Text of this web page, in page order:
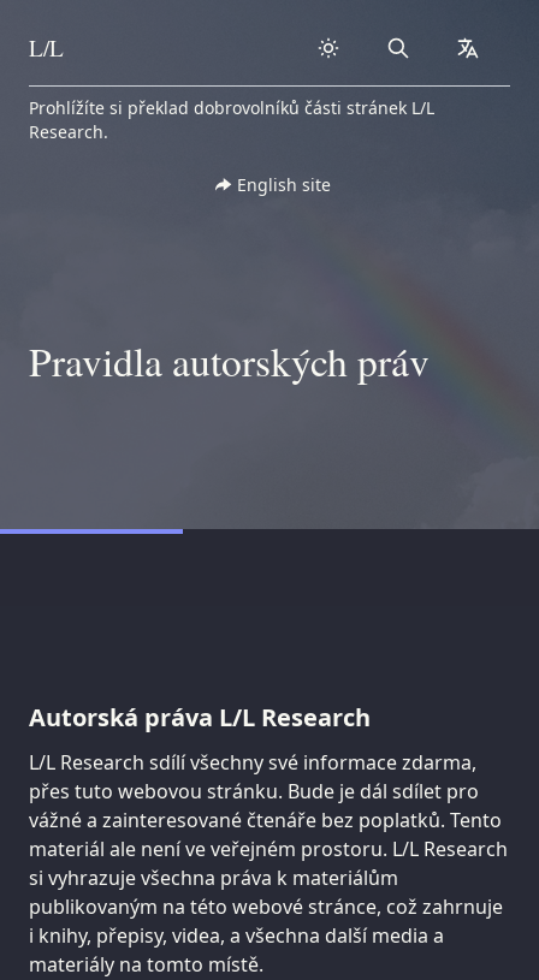
Skip to content
L/L Search
Prohlížíte si překlad dobrovolníků části stránek L/L
Research.
English site
Pravidla autorských práv
Autorská práva L/L Research
L/L Research sdílí všechny své informace zdarma,
přes tuto webovou stránku. Bude je dál sdílet pro
vážné a zainteresované čtenáře bez poplatků. Tento
materiál ale není ve veřejném prostoru. L/L Research
si vyhrazuje všechna práva k materiálům
publikovaným na této webové stránce, což zahrnuje
i knihy, přepisy, videa, a všechna další media a
materiály na tomto místě.